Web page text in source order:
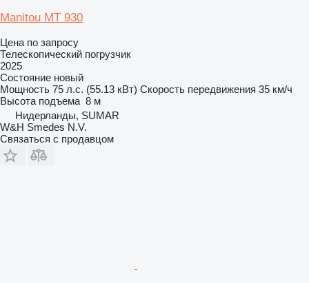
Manitou MT 930
Цена по запросу
Телескопический погрузчик
2025
Состояние новый
Мощность 75 л.с. (55.13 кВт) Скорость передвижения 35 км/ч
Высота подъема 8 м
Нидерланды, SUMAR
W&H Smedes N.V.
Связаться с продавцом